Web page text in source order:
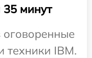
минут
техники IBM.